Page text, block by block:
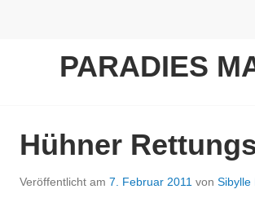
PARADIES
Hühner
Veröffentlicht am 7. Februar 2011 von Sibylle